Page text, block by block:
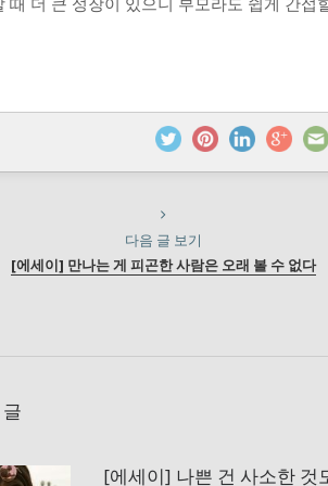
다음 글 보기
[에세이] 만나는 게 피곤한 사람은 오래 볼 수 없다
[에세이] 나쁜 건 사소한 것